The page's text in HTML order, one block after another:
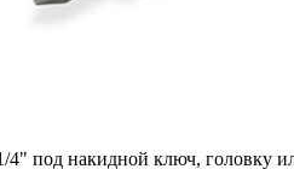
4" под накидной ключ, головку